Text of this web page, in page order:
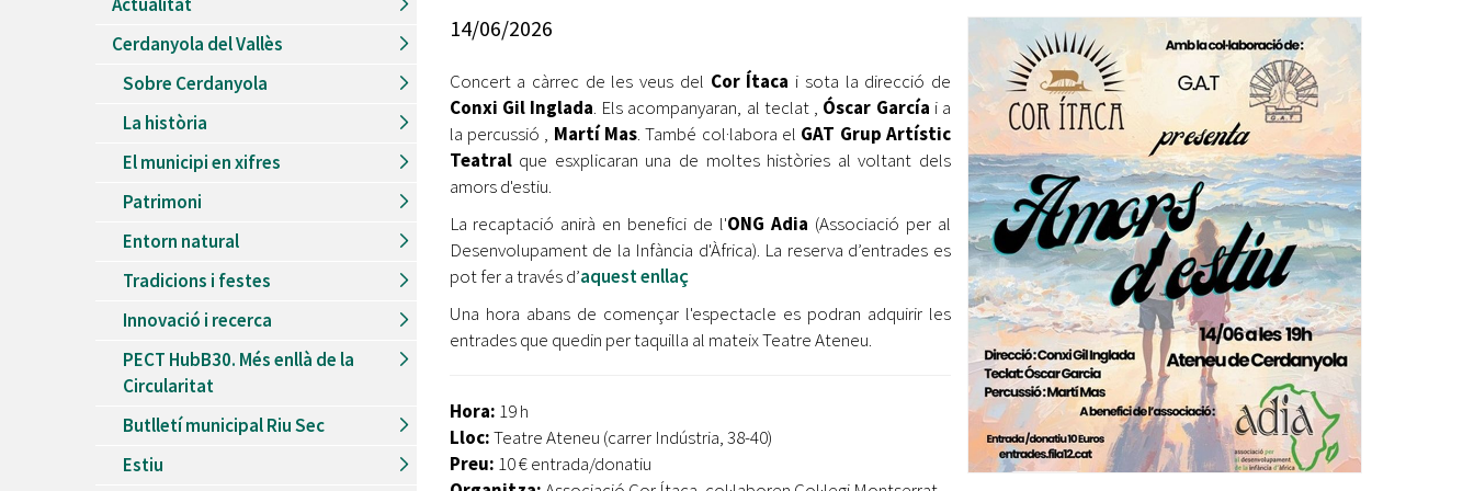
Recursos Humans
Ètica i Integritat
Retiment de Comptes
Accés a Informació Pública
Dades Obertes
Catàleg de Serveis i Tràmits
Del26/06/2026al30/08/2026
Patis oberts temporada d'estiu
Piscines d'estiu a Cerdanyola
Del01/06/2026al30/09/2026
Refugis climàtics a Cerdanyola
Jocs d'aigua del Parc Cordelles
Del01/07/2024al31/08/2026
Decorem! Conte 'La truita de nabius'
jove 2026
Cerdanyola opta a més de 5 milions d'euros del Pla de
Barris per transformar les Fontetes, Quatre Cantons i
l'entorn de l'avinguda Catalunya
El FIT presenta el cartell de la seva 16a edició i dona el
tret de sortida al festival
L’Ajuntament reparteix ulleres gratuïtes per veure
l'eclipsi solar
Entitats
Equipaments
Mercats Municipals
Webs Municipals
Cerdanyola del Vallès
Sobre Cerdanyola
La història
El municipi en xifres
Patrimoni
Entorn natural
Tradicions i festes
Innovació i recerca
PECT HubB30. Més enllà de la
Circularitat
Butlletí municipal Riu Sec
Estiu
14/06/2026
Concert a càrrec de les veus del Cor Ítaca i sota la direcció de
Conxi Gil Inglada. Els acompanyaran, al teclat , Óscar García i a
la percussió , Martí Mas. També col·labora el GAT Grup Artístic
Teatralque esxplicaran una de moltes històries al voltant dels
amors d'estiu.
La recaptació anirà en benefici de l'ONG Adia (Associació per al
Desenvolupament de la Infància d'Àfrica). La reserva d’entrades es
pot fer a través d’aquest enllaç
Una hora abans de començar l'espectacle es podran adquirir les
entrades que quedin per taquilla al mateix Teatre Ateneu.
Hora: 19 h
Lloc:Teatre Ateneu (carrer Indústria, 38-40)
Preu: 10 € entrada/donatiu